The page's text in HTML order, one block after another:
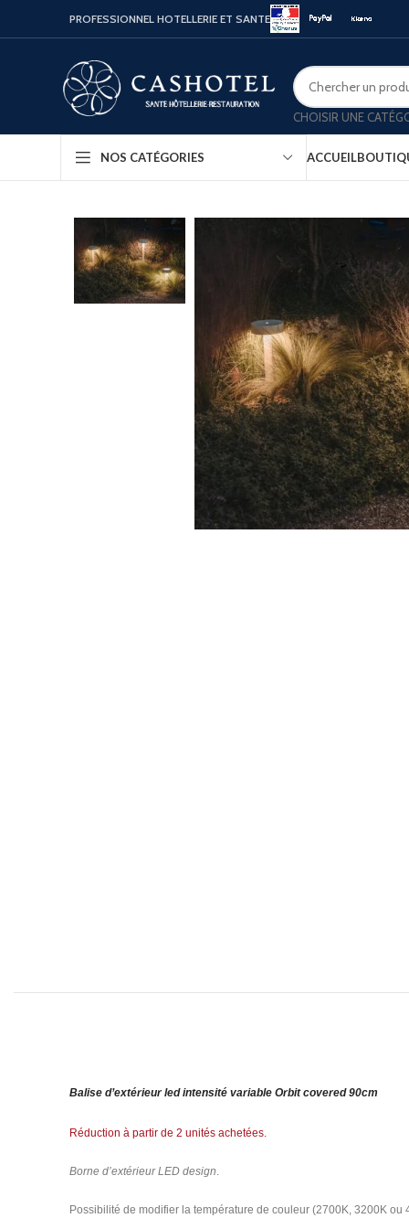
PROFESSIONNEL HOTELLERIE ET SANTE
CHOISIR UNE
NOS CATÉGORIES ACCUEIL
Balise d’extérieur led intensité variable Orbit covered 90cm
Réduction à partir de 2 unités achetées.
Borne d’extérieur LED design.
Possibilité de modifier la température de couleur (2700K, 3200K ou